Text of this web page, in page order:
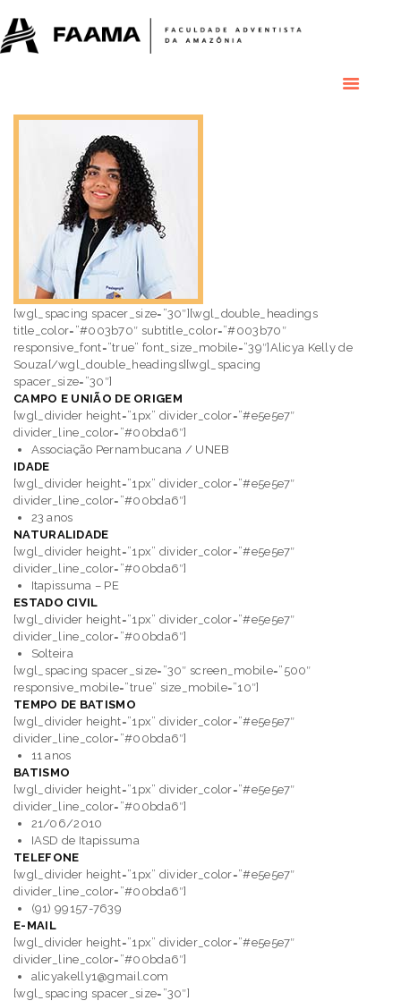
COLÉGIO
GRADUAÇÃO
PÓS GRADUAÇÃO
BIBLIOTECA
PESQUISA E
EXTENSÃO
ÁREA DO ALUNO
INSTITUCIONAL
[wgl_spacing spacer_size=”30″][wgl_double_headings
title_color=”#003b70″ subtitle_color=”#003b70″
responsive_font=”true” font_size_mobile=”39″]Alicya Kelly de
Souza[/wgl_double_headings][wgl_spacing
spacer_size=”30″]
CAMPO E UNIÃO DE ORIGEM
[wgl_divider height=”1px” divider_color=”#e5e5e7″
divider_line_color=”#00bda6″]
Associação Pernambucana / UNEB
IDADE
[wgl_divider height=”1px” divider_color=”#e5e5e7″
divider_line_color=”#00bda6″]
23 anos
NATURALIDADE
[wgl_divider height=”1px” divider_color=”#e5e5e7″
divider_line_color=”#00bda6″]
Itapissuma – PE
ESTADO CIVIL
[wgl_divider height=”1px” divider_color=”#e5e5e7″
divider_line_color=”#00bda6″]
Solteira
[wgl_spacing spacer_size=”30″ screen_mobile=”500″
responsive_mobile=”true” size_mobile=”10″]
TEMPO DE BATISMO
[wgl_divider height=”1px” divider_color=”#e5e5e7″
divider_line_color=”#00bda6″]
11 anos
BATISMO
[wgl_divider height=”1px” divider_color=”#e5e5e7″
divider_line_color=”#00bda6″]
21/06/2010
IASD de Itapissuma
TELEFONE
[wgl_divider height=”1px” divider_color=”#e5e5e7″
divider_line_color=”#00bda6″]
(91) 99157-7639
E-MAIL
[wgl_divider height=”1px” divider_color=”#e5e5e7″
divider_line_color=”#00bda6″]
alicyakelly1@gmail.com
[wgl_spacing spacer_size=”30″]